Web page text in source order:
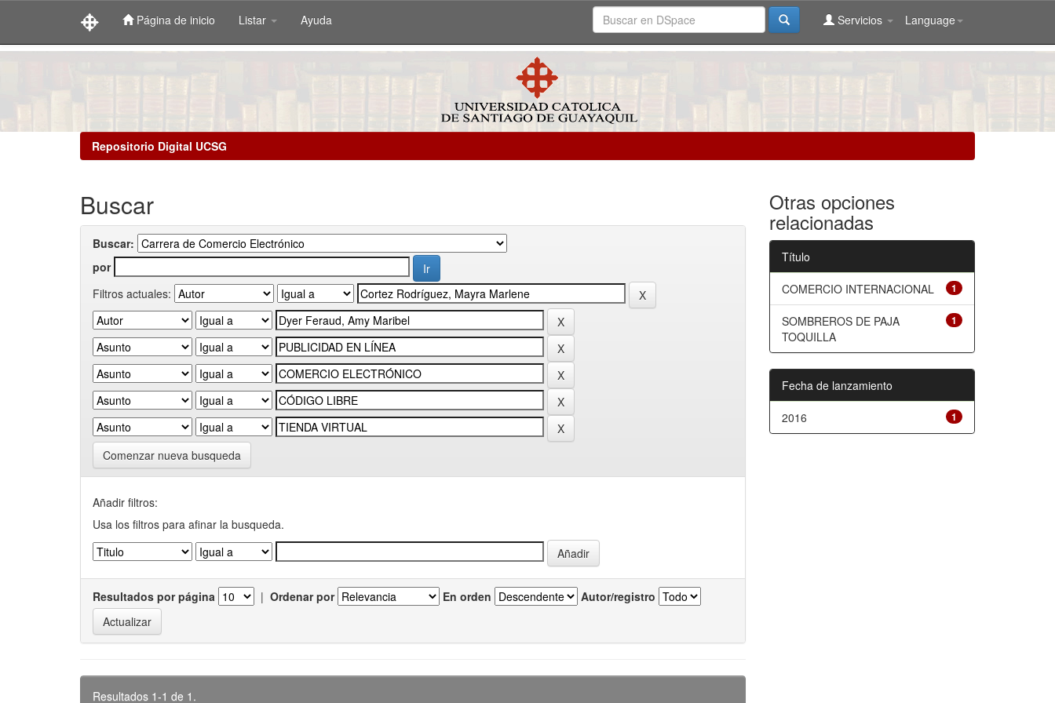
Página de inicio Listar Ayuda Language
Servicios
Repositorio Digital UCSG
Buscar
Buscar:
por
Filtros actuales:
Comenzar nueva busqueda
Añadir filtros:
Usa los filtros para afinar la busqueda.
Resultados por página | Ordenar por En orden Autor/registro
Resultados 1-1 de 1.
Otras opciones
relacionadas
Título
1
COMERCIO INTERNACIONAL
1
SOMBREROS DE PAJA
TOQUILLA
Fecha de lanzamiento
1
2016